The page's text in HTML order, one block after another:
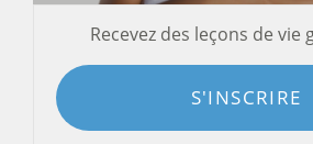
Recevez des leçons de vie
S'INSCRIRE